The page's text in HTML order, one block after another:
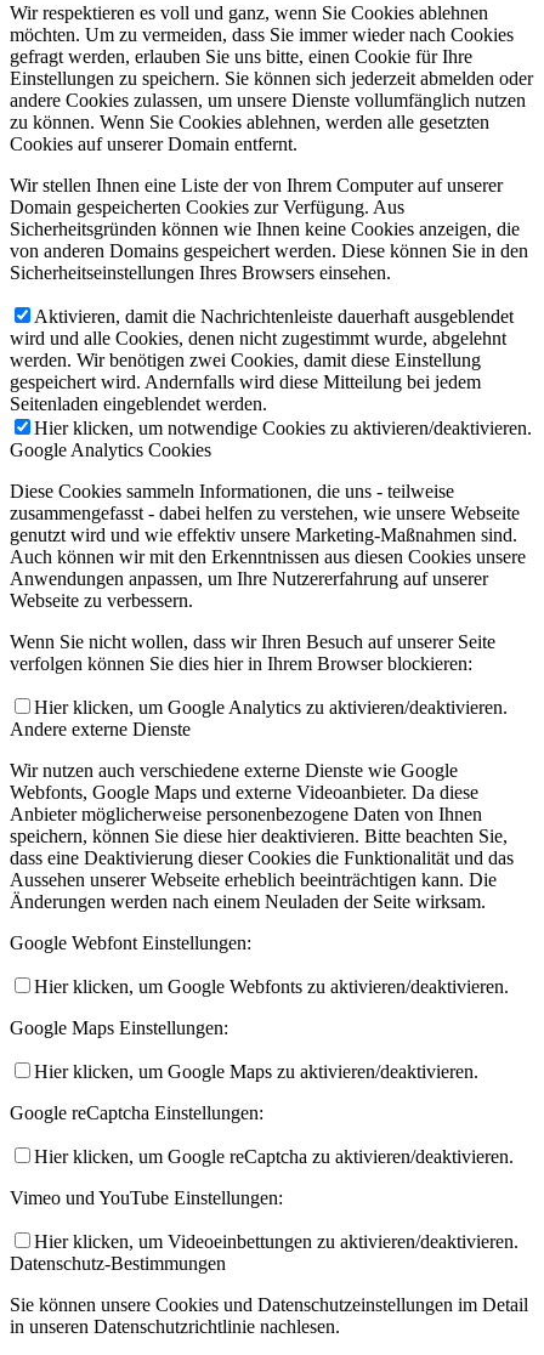
Wir respektieren es voll und ganz, wenn Sie Cookies ablehnen
möchten. Um zu vermeiden, dass Sie immer wieder nach Cookies
gefragt werden, erlauben Sie uns bitte, einen Cookie für Ihre
Einstellungen zu speichern. Sie können sich jederzeit abmelden oder
andere Cookies zulassen, um unsere Dienste vollumfänglich nutzen
zu können. Wenn Sie Cookies ablehnen, werden alle gesetzten
Cookies auf unserer Domain entfernt.
Wir stellen Ihnen eine Liste der von Ihrem Computer auf unserer
Domain gespeicherten Cookies zur Verfügung. Aus
Sicherheitsgründen können wie Ihnen keine Cookies anzeigen, die
von anderen Domains gespeichert werden. Diese können Sie in den
Sicherheitseinstellungen Ihres Browsers einsehen.
Aktivieren, damit die Nachrichtenleiste dauerhaft ausgeblendet
wird und alle Cookies, denen nicht zugestimmt wurde, abgelehnt
werden. Wir benötigen zwei Cookies, damit diese Einstellung
gespeichert wird. Andernfalls wird diese Mitteilung bei jedem
Seitenladen eingeblendet werden.
Hier klicken, um notwendige Cookies zu aktivieren/deaktivieren.
Google Analytics Cookies
Diese Cookies sammeln Informationen, die uns - teilweise
zusammengefasst - dabei helfen zu verstehen, wie unsere Webseite
genutzt wird und wie effektiv unsere Marketing-Maßnahmen sind.
Auch können wir mit den Erkenntnissen aus diesen Cookies unsere
Anwendungen anpassen, um Ihre Nutzererfahrung auf unserer
Webseite zu verbessern.
Wenn Sie nicht wollen, dass wir Ihren Besuch auf unserer Seite
verfolgen können Sie dies hier in Ihrem Browser blockieren:
Hier klicken, um Google Analytics zu aktivieren/deaktivieren.
Andere externe Dienste
Wir nutzen auch verschiedene externe Dienste wie Google
Webfonts, Google Maps und externe Videoanbieter. Da diese
Anbieter möglicherweise personenbezogene Daten von Ihnen
speichern, können Sie diese hier deaktivieren. Bitte beachten Sie,
dass eine Deaktivierung dieser Cookies die Funktionalität und das
Aussehen unserer Webseite erheblich beeinträchtigen kann. Die
Änderungen werden nach einem Neuladen der Seite wirksam.
Google Webfont Einstellungen:
Hier klicken, um Google Webfonts zu aktivieren/deaktivieren.
Google Maps Einstellungen:
Hier klicken, um Google Maps zu aktivieren/deaktivieren.
Google reCaptcha Einstellungen:
Hier klicken, um Google reCaptcha zu aktivieren/deaktivieren.
Vimeo und YouTube Einstellungen:
Hier klicken, um Videoeinbettungen zu aktivieren/deaktivieren.
Datenschutz-Bestimmungen
Sie können unsere Cookies und Datenschutzeinstellungen im Detail
in unseren Datenschutzrichtlinie nachlesen.